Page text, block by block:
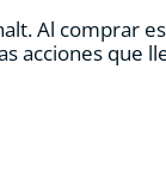
Al comprar
acciones que